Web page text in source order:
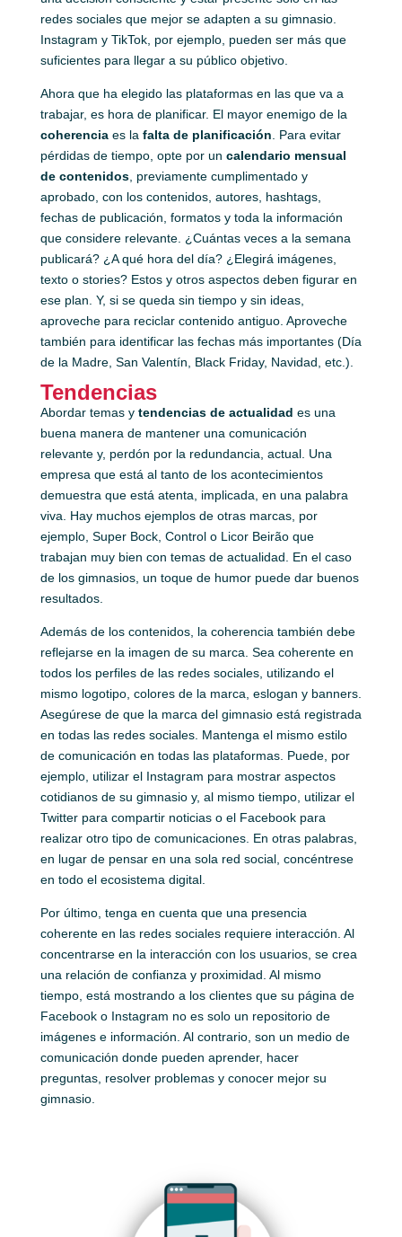
redes sociales que mejor se adapten a su gimnasio.
Instagram y TikTok, por ejemplo, pueden ser más que
suficientes para llegar a su público objetivo.
Ahora que ha elegido las plataformas en las que va a
trabajar, es hora de planificar. El mayor enemigo de la
coherencia es la falta de planificación . Para evitar
pérdidas de tiempo, opte por un calendario mensual
de contenidos, previamente cumplimentado y
aprobado, con los contenidos, autores, hashtags,
fechas de publicación, formatos y toda la información
que considere relevante. ¿Cuántas veces a la semana
publicará? ¿A qué hora del día? ¿Elegirá imágenes,
texto o stories? Estos y otros aspectos deben figurar en
ese plan. Y, si se queda sin tiempo y sin ideas,
aproveche para reciclar contenido antiguo. Aproveche
también para identificar las fechas más importantes (Día
de la Madre, San Valentín, Black Friday, Navidad, etc.).
Tendencias
Abordar temas ytendencias de actualidad es una
buena manera de mantener una comunicación
relevante y, perdón por la redundancia, actual. Una
empresa que está al tanto de los acontecimientos
demuestra que está atenta, implicada, en una palabra
viva. Hay muchos ejemplos de otras marcas, por
ejemplo, Super Bock, Control o Licor Beirão que
trabajan muy bien con temas de actualidad. En el caso
de los gimnasios, un toque de humor puede dar buenos
resultados.
Además de los contenidos, la coherencia también debe
reflejarse en la imagen de su marca. Sea coherente en
todos los perfiles de las redes sociales, utilizando el
mismo logotipo, colores de la marca, eslogan y banners.
Asegúrese de que la marca del gimnasio está registrada
en todas las redes sociales. Mantenga el mismo estilo
de comunicación en todas las plataformas. Puede, por
ejemplo, utilizar el Instagram para mostrar aspectos
cotidianos de su gimnasio y, al mismo tiempo, utilizar el
Twitter para compartir noticias o el Facebook para
realizar otro tipo de comunicaciones. En otras palabras,
en lugar de pensar en una sola red social, concéntrese
en todo el ecosistema digital.
Por último, tenga en cuenta que una presencia
coherente en las redes sociales requiere interacción. Al
concentrarse en la interacción con los usuarios, se crea
una relación de confianza y proximidad. Al mismo
tiempo, está mostrando a los clientes que su página de
Facebook o Instagram no es solo un repositorio de
imágenes e información. Al contrario, son un medio de
comunicación donde pueden aprender, hacer
preguntas, resolver problemas y conocer mejor su
gimnasio.